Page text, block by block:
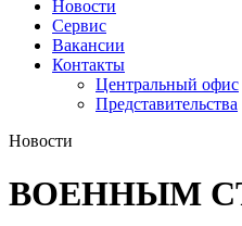
Новости
Сервис
Вакансии
Контакты
Центральный офис
Представительства
Новости
ВОЕННЫМ